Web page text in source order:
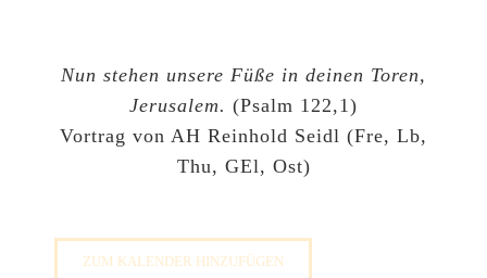
Nun stehen unsere Füße in deinen Toren,
Jerusalem. (Psalm 122,1)
Vortrag von AH Reinhold Seidl (Fre, Lb,
Thu, GEl, Ost)
ZUM KALENDER HINZUFÜGEN